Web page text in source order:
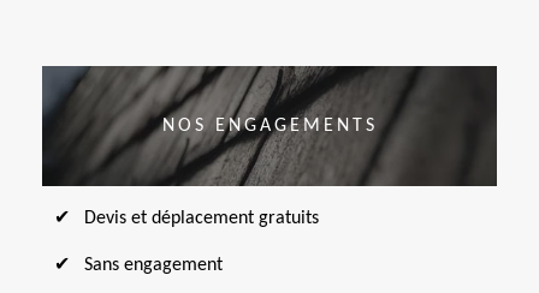
NOS ENGAGEMENTS
Devis et déplacement gratuits
Sans engagement